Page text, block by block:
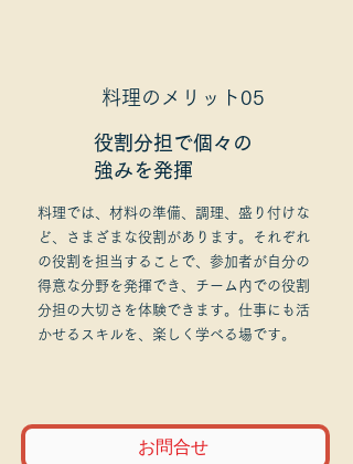
役割分担で個々の
強みを発揮
料理では、材料の準備、調理、盛り付けな
ど、さまざまな役割があります。それぞれ
の役割を担当することで、参加者が自分の
得意な分野を発揮でき、チーム内での役割
分担の大切さを体験できます。仕事にも活
かせるスキルを、楽しく学べる場です。
料理のメリット05
お問合せ